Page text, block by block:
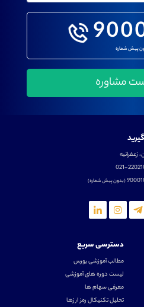
پیش شماره
زعفرانیه
021-
(بدون پیش شماره)
دسترسی سریع
مطالب آموزشی بورس
لیست دوره های آموزشی
معرفی سهام ها
تحلیل تکنیکال رمز ارزها